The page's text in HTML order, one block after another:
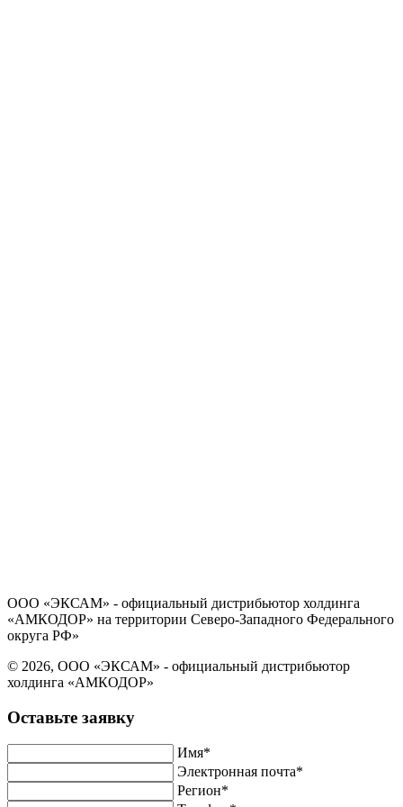
ООО «ЭКСАМ» - официальный дистрибьютор холдинга
«АМКОДОР» на территории Северо-Западного Федерального
округа РФ»
© 2026, ООО «ЭКСАМ» - официальный дистрибьютор
холдинга «АМКОДОР»
Оставьте заявку
Имя*
Электронная почта*
Регион*